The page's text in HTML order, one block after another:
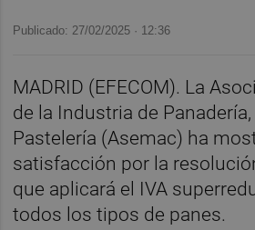
Publicado: 27/02/2025 · 12:36
MADRID (EFECOM). La
de la Industria de
Pastelería (Asemac) ha
satisfacción por la
que aplicará el IVA
todos los tipos de panes.